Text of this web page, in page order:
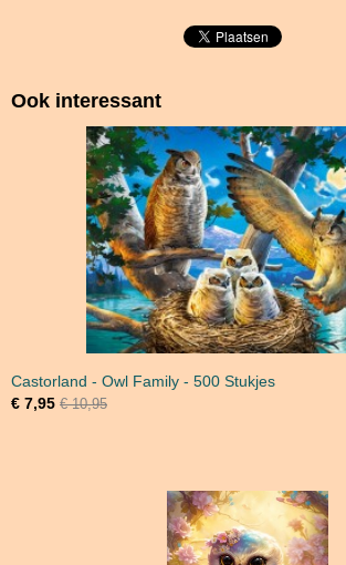
Ook interessant
Castorland - Owl Family - 500 Stukjes
€ 7,95 € 10,95